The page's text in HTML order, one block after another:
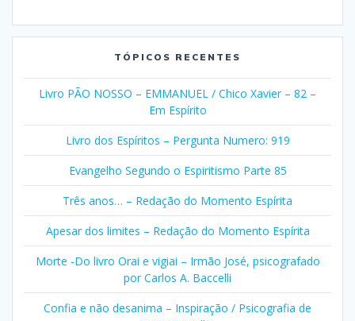
Categorias
TÓPICOS RECENTES
Livro PÃO NOSSO – EMMANUEL / Chico Xavier – 82 –
Em Espírito
Livro dos Espíritos – Pergunta Numero: 919
Evangelho Segundo o Espiritismo Parte 85
Três anos… – Redação do Momento Espírita
Apesar dos limites – Redação do Momento Espírita
Morte -Do livro Orai e vigiai – Irmão José, psicografado
por Carlos A. Baccelli
Confia e não desanima – Inspiração / Psicografia de